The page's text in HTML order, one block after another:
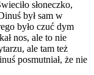
słoneczko,
był sam w
było czuć dym
nos, ale to nie
ale tam też
posmutniał, że nie